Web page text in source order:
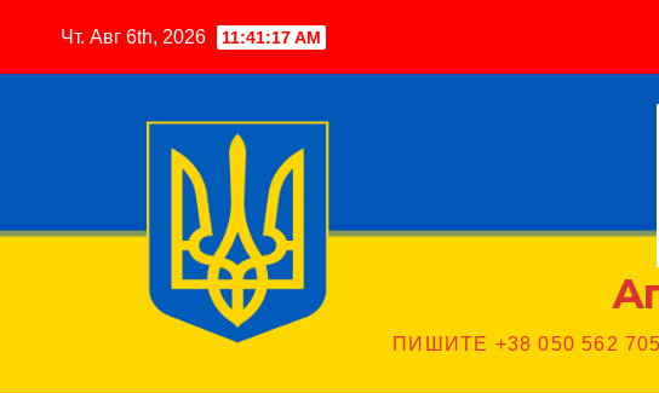
Чт. Авг 6th, 2026 11:41:18 AM
ПИШИТЕ +38 050 562